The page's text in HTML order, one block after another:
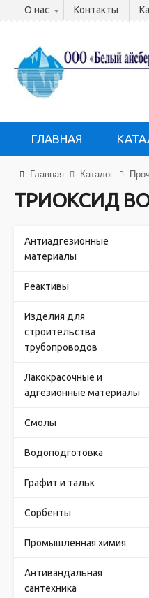
О нас Контакты
ГЛАВНАЯ
Главная Каталог
ТРИОКСИД
Антиадгезионные
материалы
Реактивы
Изделия для
строительства
трубопроводов
Лакокрасочные и
адгезионные материалы
Смолы
Водоподготовка
Графит и тальк
Сорбенты
Промышленная химия
Антивандальная
сантехника